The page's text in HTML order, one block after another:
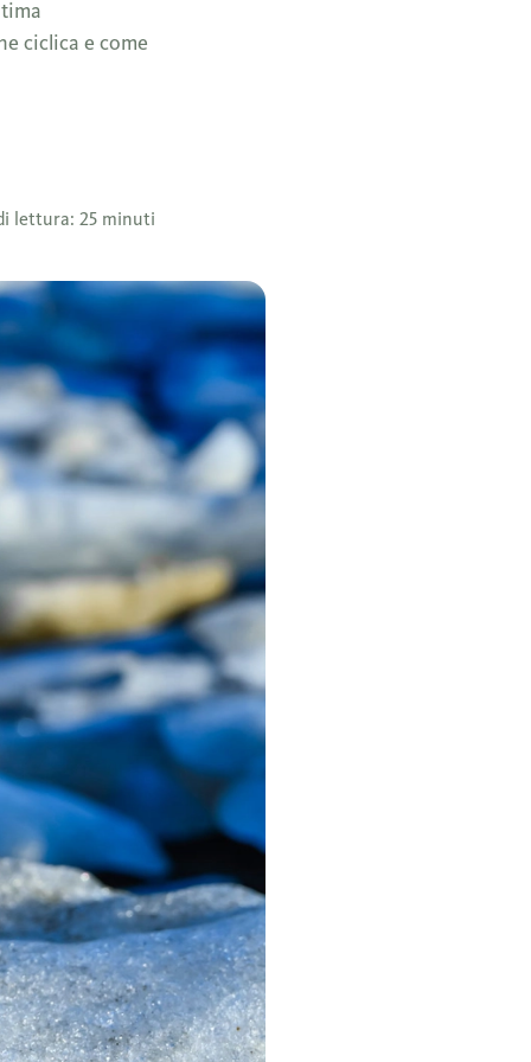
ciclica e come
lettura: 25 minuti